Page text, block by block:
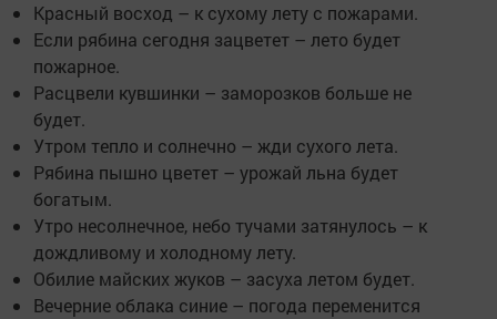
Красный восход – к сухому лету с пожарами.
Если рябина сегодня зацветет – лето будет
пожарное.
Расцвели кувшинки – заморозков больше не
будет.
Утром тепло и солнечно – жди сухого лета.
Рябина пышно цветет – урожай льна будет
богатым.
Утро несолнечное, небо тучами затянулось – к
дождливому и холодному лету.
Обилие майских жуков – засуха летом будет.
Вечерние облака синие – погода переменится